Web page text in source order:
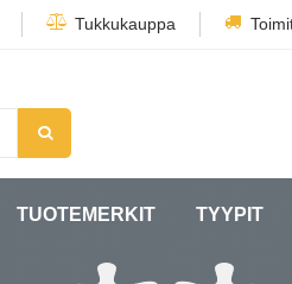
Tukkukauppa
TUOTEMERKIT TYYPIT